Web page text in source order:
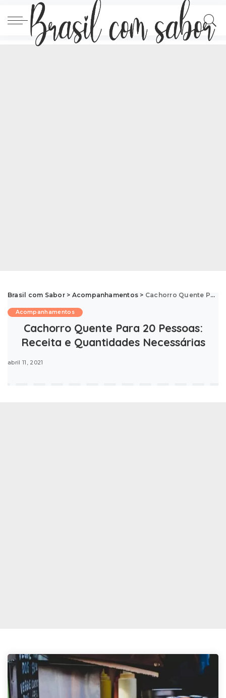
Brasil com Sabor> Acompanhamentos > Cachorro Quente Para 20 Pessoas: Receita e Quantidades Necessárias
Acompanhamentos
Cachorro Quente Para 20 Pessoas:
Receita e Quantidades Necessárias
abril 11, 2021